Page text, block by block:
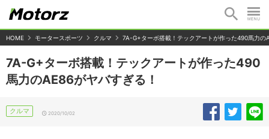
HOME モータースポーツ クルマ 7A-G+ターボ搭載！テックアートが作った490馬力の
7A-G+ターボ搭載！テックアートが作った490
馬力のAE86がヤバすぎる！
クルマ 2020/10/02